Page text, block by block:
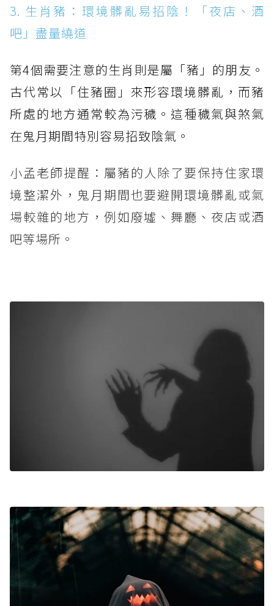
3. 生肖豬：環境髒亂易招陰！「夜店、酒
吧」盡量繞道
第4個需要注意的生肖則是屬「豬」的朋友。
古代常以「住豬圈」來形容環境髒亂，而豬
所處的地方通常較為污穢。這種穢氣與煞氣
在鬼月期間特別容易招致陰氣。
小孟老師提醒：屬豬的人除了要保持住家環
境整潔外，鬼月期間也要避開環境髒亂或氣
場較雜的地方，例如廢墟、舞廳、夜店或酒
吧等場所。